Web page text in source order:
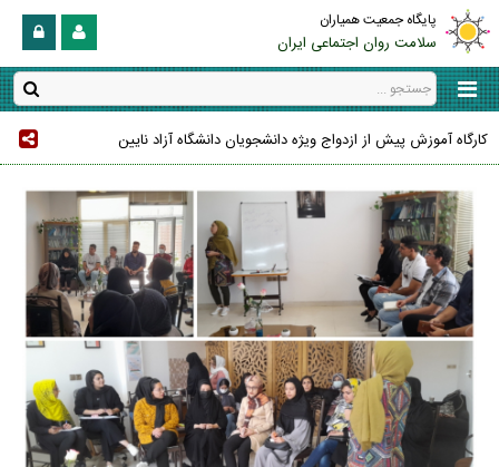
پایگاه جمعیت همیاران
سلامت روان اجتماعی ایران
کارگاه آموزش پیش از ازدواج ویژه دانشجویان دانشگاه آزاد نایین